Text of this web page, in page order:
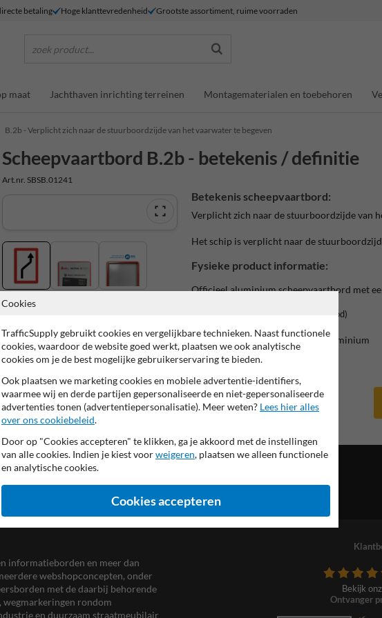
betaling Hoge klanttevredenheid Grootste assortiment, ruime voorraden
zoek product...
maat Jachthaven inrichting terreinen Montagematerialen en toebehoren
B.2b - Verplicht zich naar de stuurboordzijde van het vaarwater te begeven
Scheepvaartbord B.2b - betekenis / definitie
Art.nr. SBSB.01241
Betekenis scheepvaartbord:
Verplicht zich naar de stuurboordzijde van
Het schip is verplicht naar de
Fysieke product informatie:
Officieel aluminium scheepvaartbord met
(verkeersrood)
achterzijde (verkeers)grijs / aluminium
informatieborden en meer dan
webshopconcepten, onder
met de daarbij behorende
wegmarkeringen rondom
en duurzaam straatmeubilair
Bekijk
Ontvanger
Cookies
TrafficSupply gebruikt cookies en vergelijkbare technieken. Naast functionele
cookies, waardoor de website goed werkt, plaatsen we ook analytische
cookies om je de best mogelijke gebruikerservaring te bieden.
Ook plaatsen we marketing cookies en mobiele advertentie-identifiers,
waarmee wij en derde partijen gepersonaliseerde en niet-gepersonaliseerde
advertenties tonen (advertentiepersonalisatie). Meer weten? Lees hier alles
over ons cookiebeleid.
Door op "Cookies accepteren" te klikken, ga je akkoord met de instellingen
van alle cookies. Indien je kiest voorweigeren, plaatsen we alleen functionele
en analytische cookies.
Cookies accepteren